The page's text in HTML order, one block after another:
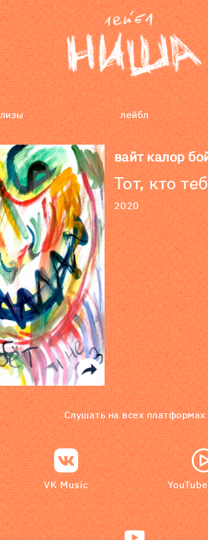
лейбл
вайт калор
Тот, кто
2020
Слушать на всех платформах
VK Music